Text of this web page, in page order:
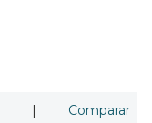
| Comparar